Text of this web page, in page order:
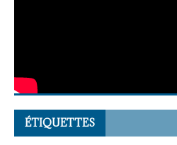
ÉTIQUETTES